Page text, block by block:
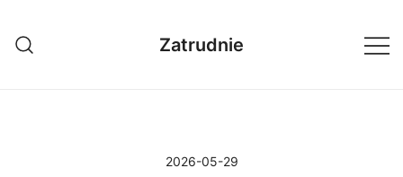
treści
Zatrudnie
2026-05-29